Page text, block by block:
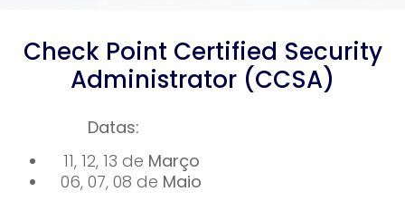
Check Point Certified Security
Administrator (CCSA)
Datas:
11, 12, 13 de Março
06, 07, 08 de Maio